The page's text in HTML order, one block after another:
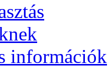
információk